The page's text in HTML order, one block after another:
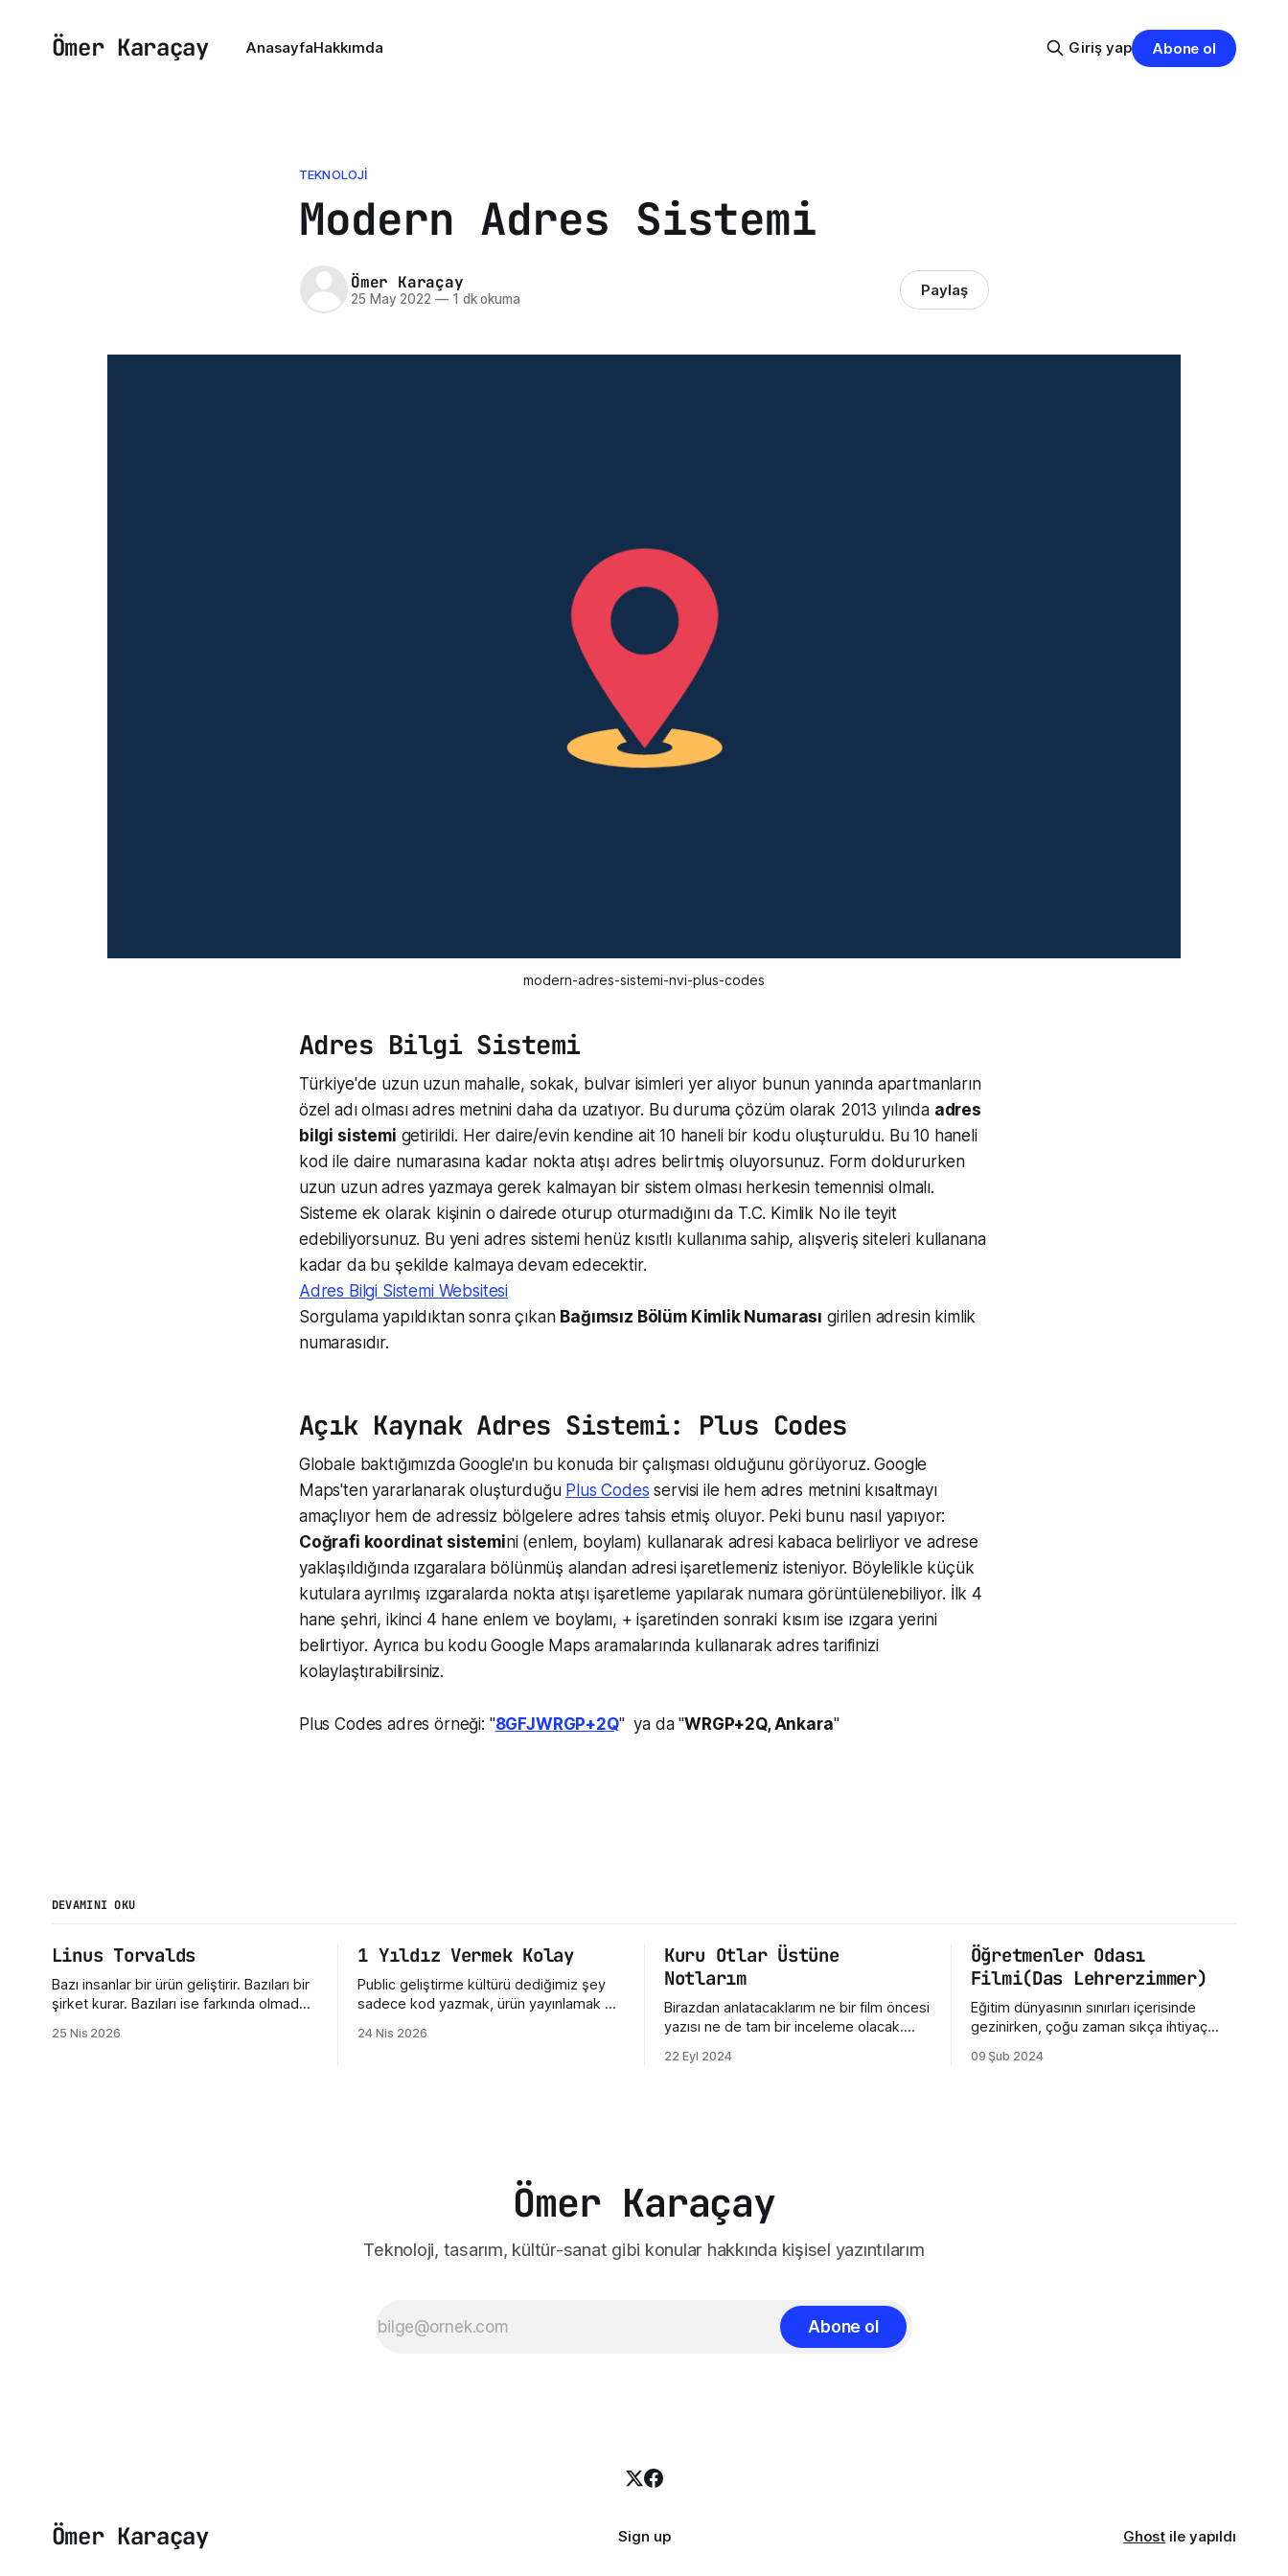
Ömer Karaçay AnasayfaHakkımda Giriş yap Abone ol
TEKNOLOJI
Modern Adres Sistemi
Ömer Karaçay
25 May 2022 —1 dk okuma Paylaş
modern-adres-sistemi-nvi-plus-codes
Adres Bilgi Sistemi
Türkiye'de uzun uzun mahalle, sokak, bulvar isimleri yer alıyor bunun yanında apartmanların
özel adı olması adres metnini daha da uzatıyor. Bu duruma çözüm olarak 2013 yılında adres
bilgi sistemi getirildi. Her daire/evin kendine ait 10 haneli bir kodu oluşturuldu. Bu 10 haneli
kod ile daire numarasına kadar nokta atışı adres belirtmiş oluyorsunuz. Form doldururken
uzun uzun adres yazmaya gerek kalmayan bir sistem olması herkesin temennisi olmalı.
Sisteme ek olarak kişinin o dairede oturup oturmadığını da T.C. Kimlik No ile teyit
edebiliyorsunuz. Bu yeni adres sistemi henüz kısıtlı kullanıma sahip, alışveriş siteleri kullanana
kadar da bu şekilde kalmaya devam edecektir.
Adres Bilgi Sistemi Websitesi
Sorgulama yapıldıktan sonra çıkan Bağımsız Bölüm Kimlik Numarası girilen adresin kimlik
numarasıdır.
Açık Kaynak Adres Sistemi: Plus Codes
Globale baktığımızda Google'ın bu konuda bir çalışması olduğunu görüyoruz. Google
Maps'ten yararlanarak oluşturduğu Plus Codes servisi ile hem adres metnini kısaltmayı
amaçlıyor hem de adressiz bölgelere adres tahsis etmiş oluyor. Peki bunu nasıl yapıyor:
Coğrafi koordinat sistemini (enlem, boylam) kullanarak adresi kabaca belirliyor ve adrese
yaklaşıldığında ızgaralara bölünmüş alandan adresi işaretlemeniz isteniyor. Böylelikle küçük
kutulara ayrılmış ızgaralarda nokta atışı işaretleme yapılarak numara görüntülenebiliyor. İlk 4
hane şehri, ikinci 4 hane enlem ve boylamı, + işaretinden sonraki kısım ise ızgara yerini
belirtiyor. Ayrıca bu kodu Google Maps aramalarında kullanarak adres tarifinizi
kolaylaştırabilirsiniz.
Plus Codes adres örneği: "8GFJWRGP+2Q" ya da "WRGP+2Q, Ankara"
DEVAMINI OKU
Linus Torvalds
Bazı insanlar bir ürün geliştirir. Bazıları bir
şirket kurar. Bazıları ise farkında olmadan
Torvalds üçüncü gruba giriyor. Bugün
25 Nis 2026
1 Yıldız Vermek Kolay
Public geliştirme kültürü dediğimiz şey
sadece kod yazmak, ürün yayınlamak ya
mesele, ortaya çıkan emeğe nasıl
24 Nis 2026
Kuru Otlar Üstüne
Notlarım
Birazdan anlatacaklarım ne bir film öncesi
yazısı ne de tam bir inceleme olacak.
yazdığım üç beş düşünceden ibarettir.
22 Eyl 2024
Öğretmenler Odası
Filmi(Das Lehrerzimmer)
Eğitim dünyasının sınırları içerisinde
gezinirken, çoğu zaman sıkça ihtiyaç
değiştirmektir. Sinema, işte bu yönüyle
09 Şub 2024
Ömer Karaçay
Teknoloji, tasarım, kültür-sanat gibi konular hakkında kişisel yazıntılarım
Abone ol
Ömer Karaçay Sign up Ghost ile yapıldı